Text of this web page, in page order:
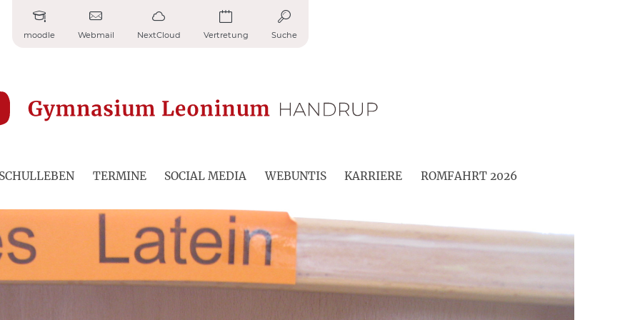
moodle Webmail NextCloud Vertretung Suche
SCHULLEBEN TERMINE SOCIAL MEDIA WEBUNTIS KARRIERE ROMFAHRT 2026